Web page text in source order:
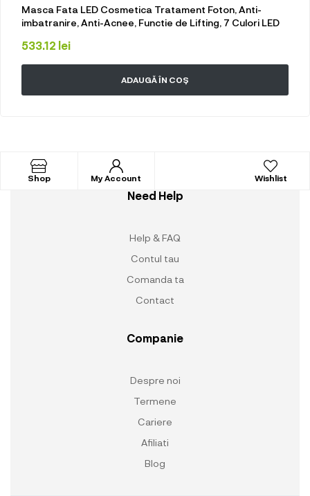
Masca Fata LED Cosmetica Tratament Foton, Anti-
imbatranire, Anti-Acnee, Functie de Lifting, 7 Culori LED
533.12 lei
ADAUGĂ ÎN COȘ
Shop My Account Wishlist
Need Help
Help & FAQ
Contul tau
Comanda ta
Contact
Companie
Despre noi
Termene
Cariere
Afiliati
Blog